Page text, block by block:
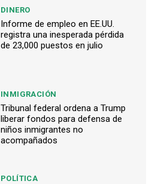
DINERO
Informe de empleo en EE.UU.
registra una inesperada pérdida
de 23,000 puestos en julio
INMIGRACIÓN
Tribunal federal ordena a Trump
liberar fondos para defensa de
niños inmigrantes no
acompañados
POLÍTICA